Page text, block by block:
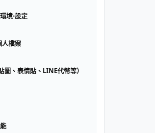
境⋅設定
人檔案
圖、表情貼、LINE代幣等）